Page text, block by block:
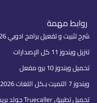
روابط مهمة
شرح تثبيت و تفعيل برامج ادوبي 2026
تنزيل ويندوز 11 كل الإصدارات
تحميل ويندوز 10 برو مفعل
ويندوز 7 التميت بـكل اللغات 2026
تحميل تطبيق Truecaller جولد بريميوم مهكر